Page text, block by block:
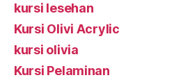
kursi lesehan
Kursi Olivi Acrylic
kursi olivia
Kursi Pelaminan